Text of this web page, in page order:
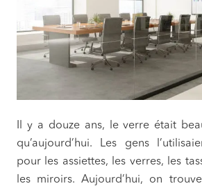
Il y a douze ans, le verre était
qu’aujourd’hui. Les gens
pour les assiettes, les verres, les
les miroirs. Aujourd’hui, on